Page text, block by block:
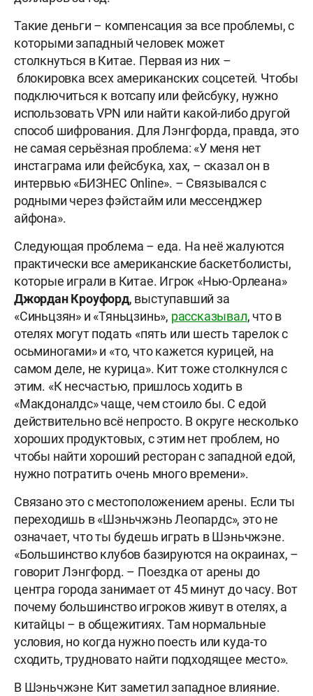
Такие деньги – компенсация за все проблемы, с
которыми западный человек может
столкнуться в Китае. Первая из них –
блокировка всех американских соцсетей. Чтобы
подключиться к вотсапу или фейсбуку, нужно
использовать VPN или найти какой-либо другой
способ шифрования. Для Лэнгфорда, правда, это
не самая серьёзная проблема: «У меня нет
инстаграма или фейсбука, хах, – сказал он в
интервью «БИЗНЕС Online». – Связывался с
родными через фэйстайм или мессенджер
айфона».
Следующая проблема – еда. На неё жалуются
практически все американские баскетболисты,
которые играли в Китае. Игрок «Нью-Орлеана»
Джордан Кроуфорд, выступавший за
«Синьцзян» и «Тяньцзинь», рассказывал, что в
отелях могут подать «пять или шесть тарелок с
осьминогами» и «то, что кажется курицей, на
самом деле, не курица». Кит тоже столкнулся с
этим. «К несчастью, пришлось ходить в
«Макдоналдс» чаще, чем стоило бы. С едой
действительно всё непросто. В округе несколько
хороших продуктовых, с этим нет проблем, но
чтобы найти хороший ресторан с западной едой,
нужно потратить очень много времени».
Связано это с местоположением арены. Если ты
переходишь в «Шэньчжэнь Леопардс», это не
означает, что ты будешь играть в Шэньчжэне.
«Большинство клубов базируются на окраинах, –
говорит Лэнгфорд. – Поездка от арены до
центра города занимает от 45 минут до часу. Вот
почему большинство игроков живут в отелях, а
китайцы – в общежитиях. Там нормальные
условия, но когда нужно поесть или куда-то
сходить, трудновато найти подходящее место».
В Шэньчжэне Кит заметил западное влияние.